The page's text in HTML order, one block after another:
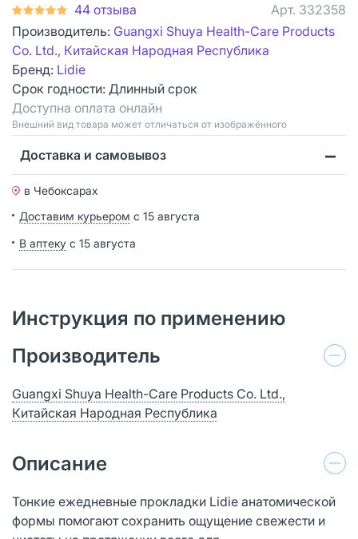
44 отзыва Арт. 332358
Производитель: Guangxi Shuya Health-Care Products
Co. Ltd., Китайская Народная Республика
Бренд: Lidie
Срок годности: Длинный срок
Доступна оплата онлайн
Bнешний вид товара может отличаться от изображённого
Доставка и самовывоз
в Чебоксарах
Доставим курьером с 15 августа
В аптеку с 15 августа
Инструкция по применению
Производитель
Guangxi Shuya Health-Care Products Co. Ltd.,
Китайская Народная Республика
Описание
Тонкие ежедневные прокладки Lidie анатомической
формы помогают сохранить ощущение свежести и